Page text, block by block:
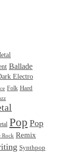
Ballade
Electro
Folk Hard
Pop Pop
Rock Remix
Synthpop